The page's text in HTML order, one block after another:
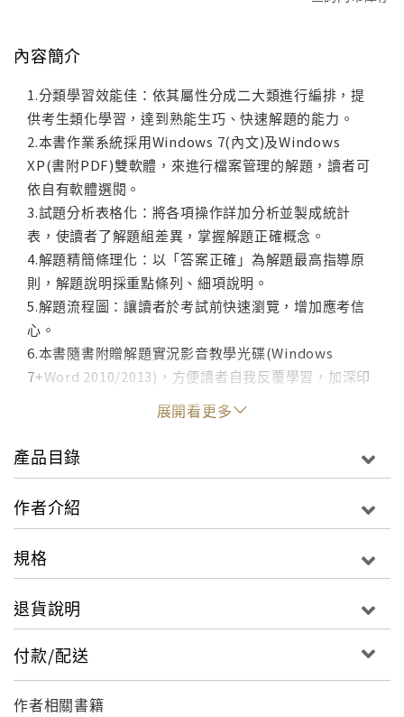
內容簡介
1.分類學習效能佳：依其屬性分成二大類進行編排，提
供考生類化學習，達到熟能生巧、快速解題的能力。
2.本書作業系統採用Windows 7(內文)及Windows
XP(書附PDF)雙軟體，來進行檔案管理的解題，讀者可
依自有軟體選閱。
3.試題分析表格化：將各項操作詳加分析並製成統計
表，使讀者了解題組差異，掌握解題正確概念。
4.解題精簡條理化：以「答案正確」為解題最高指導原
則，解題說明採重點條列、細項說明。
5.解題流程圖：讓讀者於考試前快速瀏覽，增加應考信
心。
6.本書隨書附贈解題實況影音教學光碟(Windows
7+Word 2010/2013)，方便讀者自我反覆學習，加深印
7.本書是一本軟體應用丙級術科圖解教材，重要操作步
驟均有附圖、標有順序，學習效能佳。
展開看更多
產品目錄
作者介紹
規格
退貨說明
付款/配送
作者相關書籍